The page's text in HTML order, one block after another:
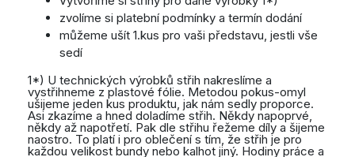
zvolíme si platební podmínky a termín dodání
můžeme ušít 1.kus pro vaši představu, jestli vše
sedí
1*) U technických výrobků střih nakreslíme a
vystřihneme z plastové fólie. Metodou pokus-omyl
ušijeme jeden kus produktu, jak nám sedly proporce.
Asi zkazíme a hned doladíme střih. Někdy napoprvé,
někdy až napotřetí. Pak dle střihu řežeme díly a šijeme
naostro. To platí i pro oblečení s tím, že střih je pro
každou velikost bundy nebo kalhot jiný. Hodiny práce a